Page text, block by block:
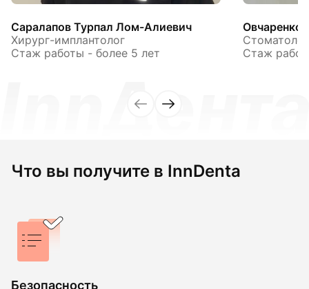
Саралапов Турпал Лом-Алиевич
Хирург-имплантолог
Стаж работы - более 5 лет
Овчаренко
Стаж
Что вы получите в InnDenta
Безопасность